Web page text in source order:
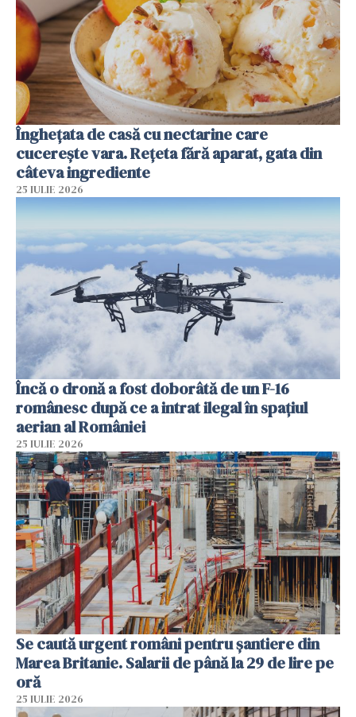
Înghețata de casă cu nectarine care
cucerește vara. Rețeta fără aparat, gata din
câteva ingrediente
25 IULIE 2026
Încă o dronă a fost doborâtă de un F-16
românesc după ce a intrat ilegal în spațiul
aerian al României
25 IULIE 2026
Se caută urgent români pentru șantiere din
Marea Britanie. Salarii de până la 29 de lire pe
oră
25 IULIE 2026